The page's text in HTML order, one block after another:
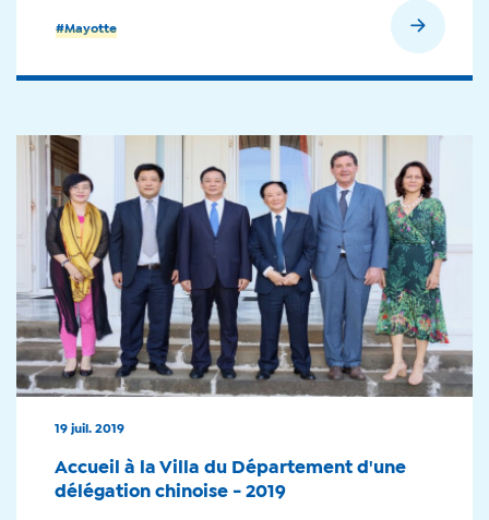
#Mayotte
19 juil. 2019
Accueil à la Villa du Département d'une
délégation chinoise - 2019